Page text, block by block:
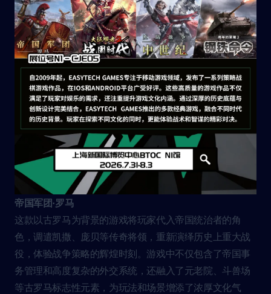
帝国军团·罗马
这款以古罗马为背景的游戏将玩家代入帝国统治者的角
色，调遣凯撒、庞贝等传奇将领，重新演绎历史上重大战
役，体验战争策略的辉煌时刻。游戏中不仅包含了帝国事
务管理和高度复杂的外交系统，还融入了元老院、斗兽场
等古罗马标志性元素，为玩法和场景增添了浓厚文化气